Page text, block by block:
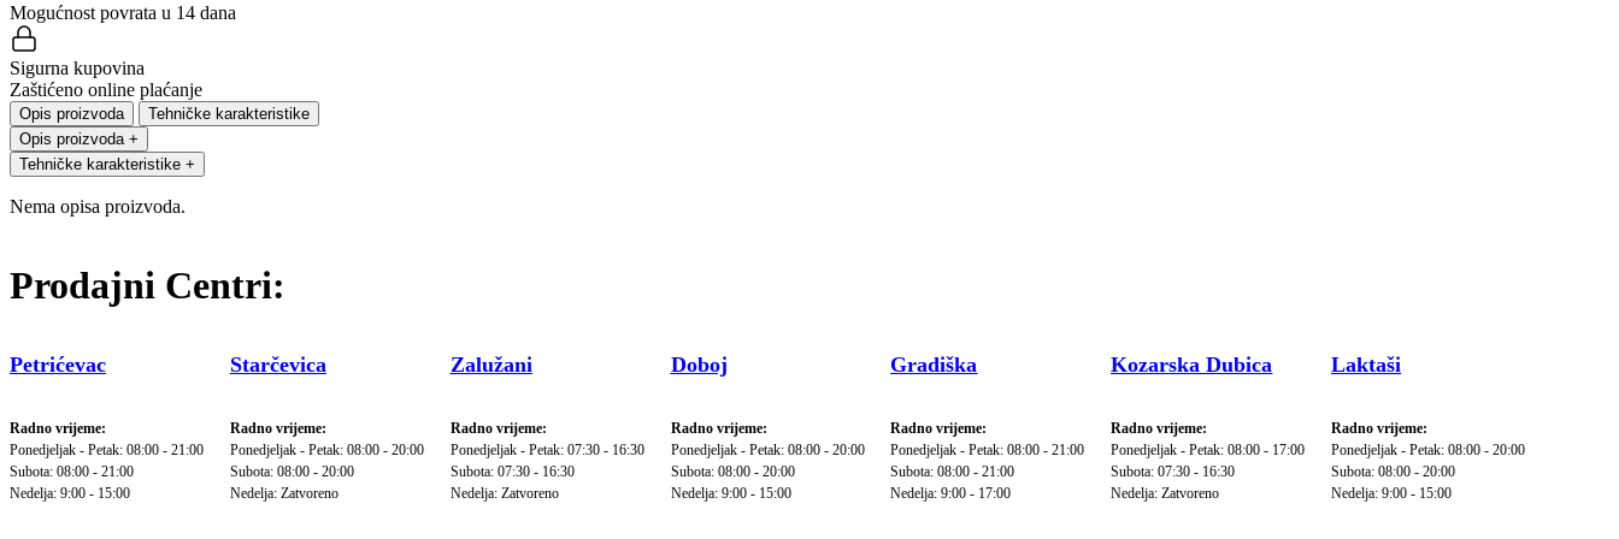
Mogućnost povrata u 14 dana
Sigurna kupovina
Zaštićeno online plaćanje
Opis proizvoda
Tehničke karakteristike
Opis proizvoda +
Tehničke karakteristike +
Nema opisa proizvoda.
Prodajni Centri:
Petrićevac
Radno vrijeme:
Ponedjeljak - Petak: 08:00 - 21:00
Subota: 08:00 - 21:00
Nedelja: 9:00 - 15:00
Starčevica
Radno vrijeme:
Ponedjeljak - Petak: 08:00 - 20:00
Subota: 08:00 - 20:00
Nedelja: Zatvoreno
Zalužani
Radno vrijeme:
Ponedjeljak - Petak: 07:30 - 16:30
Subota: 07:30 - 16:30
Nedelja: Zatvoreno
Doboj
Radno vrijeme:
Ponedjeljak - Petak: 08:00 - 20:00
Subota: 08:00 - 20:00
Nedelja: 9:00 - 15:00
Gradiška
Radno vrijeme:
Ponedjeljak - Petak: 08:00 - 21:00
Subota: 08:00 - 21:00
Nedelja: 9:00 - 17:00
Kozarska Dubica
Radno vrijeme:
Ponedjeljak - Petak: 08:00 - 17:00
Subota: 07:30 - 16:30
Nedelja: Zatvoreno
Laktaši
Radno vrijeme:
Ponedjeljak - Petak: 08:00 - 20:00
Subota: 08:00 - 20:00
Nedelja: 9:00 - 15:00